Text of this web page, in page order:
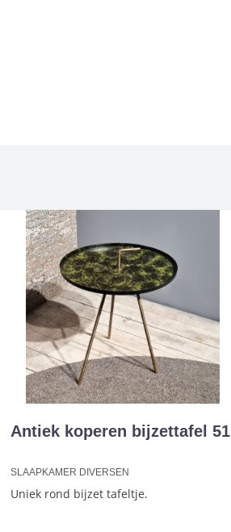
Antiek koperen bijzettafel 51
SLAAPKAMER DIVERSEN
Uniek rond bijzet tafeltje.